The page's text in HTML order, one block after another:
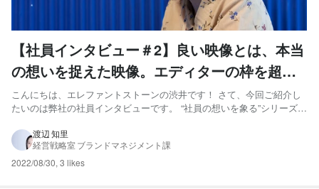
【社員インタビュー＃2】良い映像とは、本当
の想いを捉えた映像。エディターの枠を超え
てお客様のイメージを形にする
こんにちは、エレファントストーンの渋井です！ さて、今回ご紹介し
たいのは弊社の社員インタビューです。 “社員の想いを象る”シリーズと
弊社エディターの西堀にインタビューしました。 普段の制作で大切に
していることや、最近制作した映像のこだわりなどをご紹介...
渡辺 知里
経営戦略室 ブランドマネジメント課
2022/08/30, 3 likes